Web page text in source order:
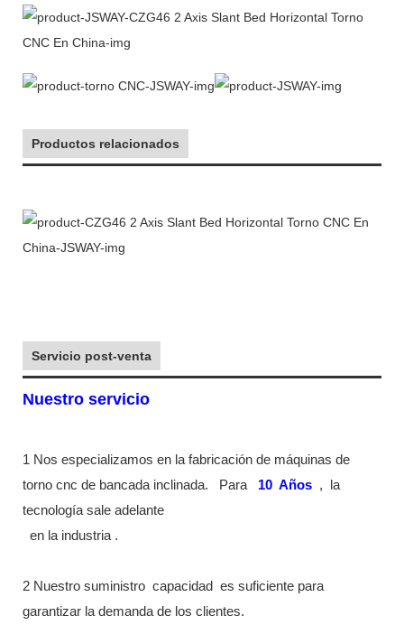
Productos relacionados
Servicio post-venta
Nuestro servicio
1 Nos especializamos en la fabricación de máquinas de
torno cnc de bancada inclinada.
Para 10 Años ,
la
tecnología sale adelante
en la industria .
2 Nuestro suministro capacidad
es suficiente para
garantizar la demanda de los clientes.